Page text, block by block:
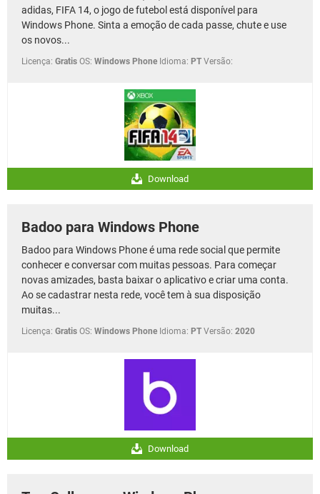
adidas, FIFA 14, o jogo de futebol está disponível para
Windows Phone. Sinta a emoção de cada passe, chute e use
os novos...
Licença: Gratis OS: Windows Phone Idioma: PT Versão:
Download
Badoo para Windows Phone
Badoo para Windows Phone é uma rede social que permite
conhecer e conversar com muitas pessoas. Para começar
novas amizades, basta baixar o aplicativo e criar uma conta.
Ao se cadastrar nesta rede, você tem à sua disposição
muitas...
Licença: Gratis OS: Windows Phone Idioma: PT Versão: 2020
Download